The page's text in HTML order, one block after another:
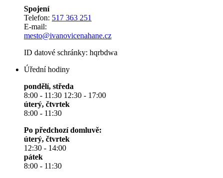
Spojení
Telefon: 517 363 251
E-mail:
mesto@ivanovicenahane.cz
ID datové schránky: hqrbdwa
Úřední hodiny
pondělí, středa
8:00 - 11:30 12:30 - 17:00
úterý, čtvrtek
8:00 - 11:30
Po předchozí domluvě:
úterý, čtvrtek
12:30 - 14:00
pátek
8:00 - 11:30